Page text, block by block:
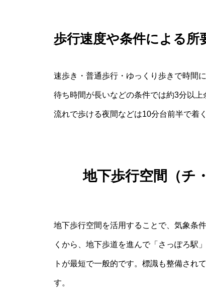
歩行速度や条件による所
速歩き・普通歩行・ゆっくり歩きで時間
待ち時間が長いなどの条件では約3分以
流れで歩ける夜間などは10分台前半で着
地下歩行空間（チ
地下歩行空間を活用することで、気象条
くから、地下歩道を進んで「さっぽろ駅
トが最短で一般的です。標識も整備され
す。